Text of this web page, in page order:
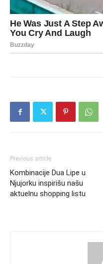
Previous article
Kombinacije Dua Lipe u
Njujorku inspirišu našu
aktuelnu shopping listu